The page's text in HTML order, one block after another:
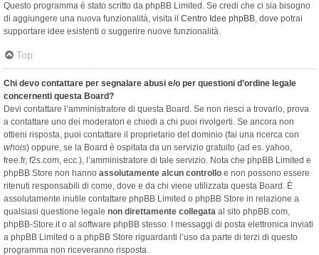
Questo programma è stato scritto da phpBB Limited. Se credi che ci sia bisogno
di aggiungere una nuova funzionalità, visita il Centro Idee phpBB, dove potrai
supportare idee esistenti o suggerire nuove funzionalità.
Top
Chi devo contattare per segnalare abusi e/o per questioni d’ordine legale
concernenti questa Board?
Devi contattare l’amministratore di questa Board. Se non riesci a trovarlo, prova
a contattare uno dei moderatori e chiedi a chi puoi rivolgerti. Se ancora non
ottieni risposta, puoi contattare il proprietario del dominio (fai una ricerca con
whois) oppure, se la Board è ospitata da un servizio gratuito (ad es. yahoo,
free.fr, f2s.com, ecc.), l’amministratore di tale servizio. Nota che phpBB Limited e
phpBB Store non hanno assolutamente alcun controllo e non possono essere
ritenuti responsabili di come, dove e da chi viene utilizzata questa Board. È
assolutamente inutile contattare phpBB Limited o phpBB Store in relazione a
qualsiasi questione legale non direttamente collegata al sito phpBB.com,
phpBB-Store.it o al software phpBB stesso. I messaggi di posta elettronica inviati
a phpBB Limited o a phpBB Store riguardanti l’uso da parte di terzi di questo
programma non riceveranno risposta.